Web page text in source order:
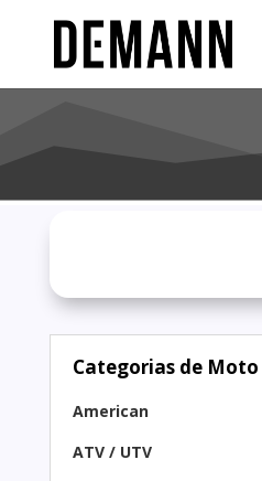
Categorias de Moto
American
ATV / UTV